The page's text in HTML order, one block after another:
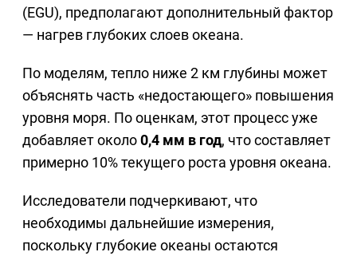
(EGU), предполагают дополнительный фактор
— нагрев глубоких слоев океана.
По моделям, тепло ниже 2 км глубины может
объяснять часть «недостающего» повышения
уровня моря. По оценкам, этот процесс уже
добавляет около0,4 мм в год, что составляет
примерно 10% текущего роста уровня океана.
Исследователи подчеркивают, что
необходимы дальнейшие измерения,
поскольку глубокие океаны остаются